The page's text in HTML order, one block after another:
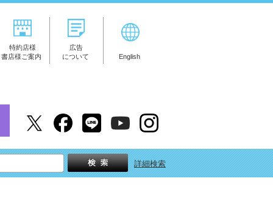
特約店様
書店様ご案内
広告
について
English
詳細検索